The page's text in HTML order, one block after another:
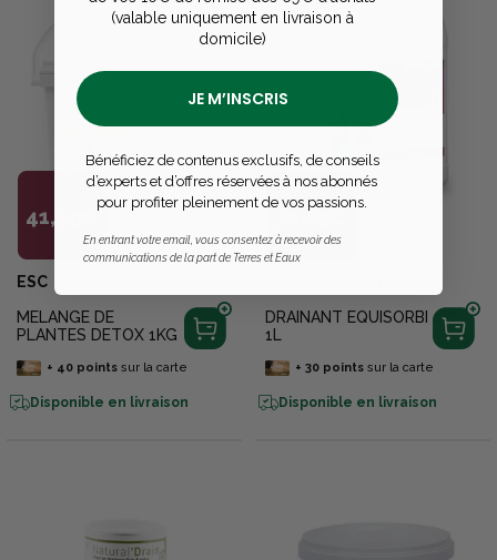
41,99€
ESC
MELANGE DE
PLANTES DETOX 1KG
+ 40pointssur la carte
Disponible en livraison
36,29€
DRAINANT EQUISORBI
1L
+ 30pointssur la carte
Disponible en livraison
(valable uniquement en livraison à
domicile)
JE M’INSCRIS
Bénéficiez de contenus exclusifs, de conseils
d’experts et d’offres réservées à nos abonnés
pour profiter pleinement de vos passions.
En entrant votre email, vous consentez à recevoir des
communications de la part de Terres et Eaux